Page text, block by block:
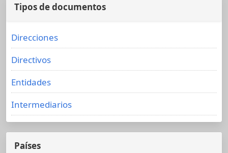
Tipos de documentos
Direcciones
Directivos
Entidades
Intermediarios
Países